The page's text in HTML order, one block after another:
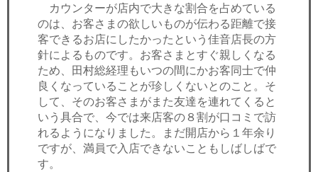
カウンターが店内で大きな割合を占めている
のは、お客さまの欲しいものが伝わる距離で接
客できるお店にしたかったという佳音店長の方
針によるものです。お客さまとすぐ親しくなる
ため、田村総経理もいつの間にかお客同士で仲
良くなっていることが珍しくないとのこと。そ
して、そのお客さまがまた友達を連れてくると
いう具合で、今では来店客の８割が口コミで訪
れるようになりました。まだ開店から１年余り
ですが、満員で入店できないこともしばしばで
す。